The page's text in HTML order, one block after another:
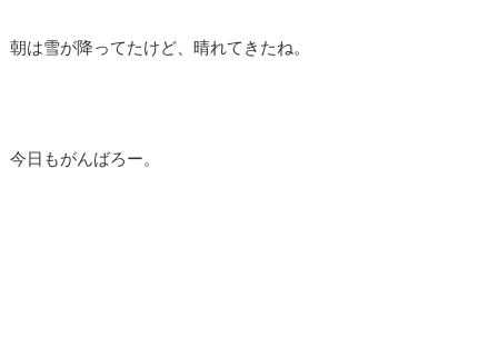
朝は雪が降ってたけど、晴れてきたね。
今日もがんばろー。